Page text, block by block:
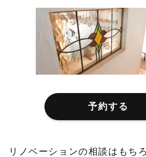
予約する
リノベーションの相談はもち